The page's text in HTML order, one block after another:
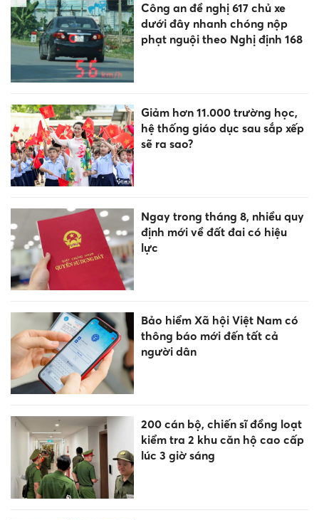
Công an đề nghị 617 chủ xe
dưới đây nhanh chóng nộp
phạt nguội theo Nghị định 168
Giảm hơn 11.000 trường học,
hệ thống giáo dục sau sắp xếp
sẽ ra sao?
Ngay trong tháng 8, nhiều quy
định mới về đất đai có hiệu
lực
Bảo hiểm Xã hội Việt Nam có
thông báo mới đến tất cả
người dân
200 cán bộ, chiến sĩ đồng loạt
kiểm tra 2 khu căn hộ cao cấp
lúc 3 giờ sáng